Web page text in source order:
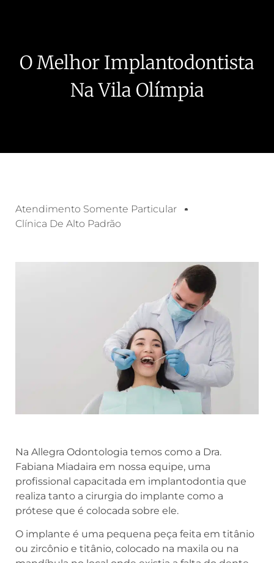
O Melhor Implantodontista
Na Vila Olímpia
Atendimento Somente Particular
Clínica De Alto Padrão
Na Allegra Odontologia temos como a Dra.
Fabiana Miadaira em nossa equipe, uma
profissional capacitada em implantodontia que
realiza tanto a cirurgia do implante como a
prótese que é colocada sobre ele.
O implante é uma pequena peça feita em titânio
ou zircônio e titânio, colocado na maxila ou na